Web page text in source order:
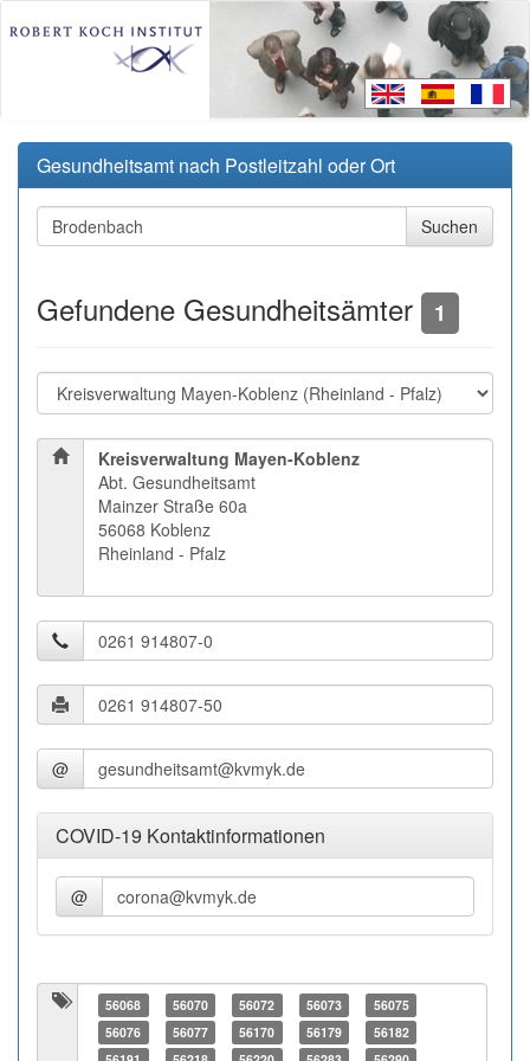
Gesundheitsamt nach Postleitzahl oder Ort
Gefundene Gesundheitsämter 1
Kreisverwaltung Mayen-Koblenz
Abt. Gesundheitsamt
Mainzer Straße 60a
56068 Koblenz
Rheinland - Pfalz
@
COVID-19 Kontaktinformationen
@
56068 56070 56072 56073
56075
56076
56077 56170 56179
56182